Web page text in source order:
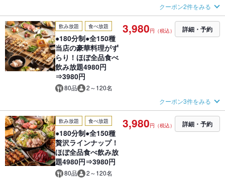
クーポン2件をみる
飲み放題 食べ放題
●180分制●全150種
当店の豪華料理がず
らり！ほぼ全品食べ
飲み放題4980円
⇒3980円
80品 2～120名
3,980円（税込） 詳細・予約
クーポン3件をみる
飲み放題 食べ放題
●180分制●全150種
贅沢ラインナップ！
ほぼ全品食べ飲み放
題4980円⇒3980円
80品 2～120名
3,980円（税込） 詳細・予約